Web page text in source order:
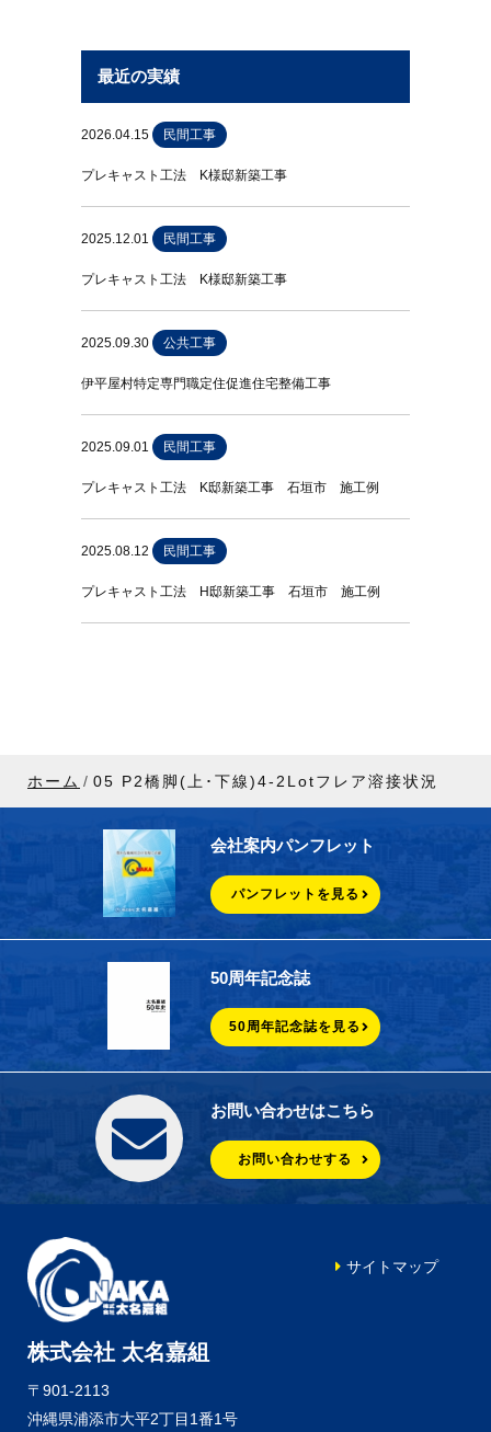
最近の実績
2026.04.15 民間工事
プレキャスト工法 K様邸新築工事
2025.12.01 民間工事
プレキャスト工法 K様邸新築工事
2025.09.30 公共工事
伊平屋村特定専門職定住促進住宅整備工事
2025.09.01 民間工事
プレキャスト工法 K邸新築工事 石垣市 施工例
2025.08.12 民間工事
プレキャスト工法 H邸新築工事 石垣市 施工例
ホーム 05 P2橋脚(上･下線)4-2Lotフレア溶接状況
会社案内パンフレット
パンフレットを見る
50周年記念誌
50周年記念誌を見る
お問い合わせはこちら
お問い合わせする
株式会社 太名嘉組
〒901-2113
沖縄県浦添市大平2丁目1番1号
サイトマップ